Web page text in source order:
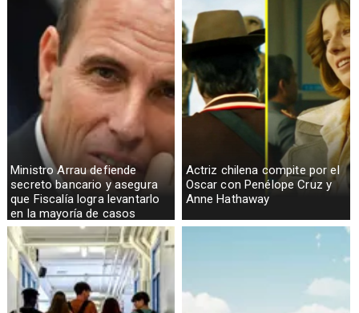
Ministro Arrau defiende
secreto bancario y asegura
que Fiscalía logra levantarlo
en la mayoría de casos
Actriz chilena compite por el
Oscar con Penélope Cruz y
Anne Hathaway